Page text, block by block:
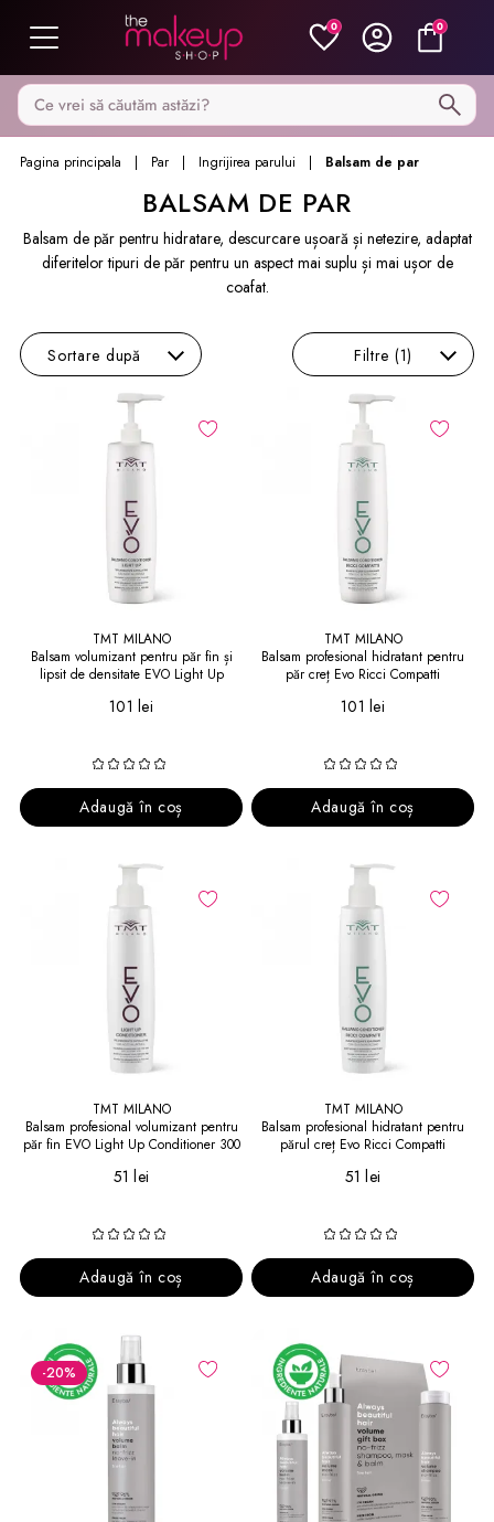
0 0
Caută pe MakeupShop
Pagina principala Par Ingrijirea parului Balsam de par
BALSAM DE PAR
Balsam de păr pentru hidratare, descurcare ușoară și netezire, adaptat
diferitelor tipuri de păr pentru un aspect mai suplu și mai ușor de
coafat.
Sortare după Filtre (1)
TMT MILANO
Balsam volumizant pentru păr fin și
lipsit de densitate EVO Light Up
101 lei
Adaugă în coș
TMT MILANO
Balsam profesional hidratant pentru
păr creț Evo Ricci Compatti
101 lei
Adaugă în coș
TMT MILANO
Balsam profesional volumizant pentru
păr fin EVO Light Up Conditioner 300
51 lei
Adaugă în coș
TMT MILANO
Balsam profesional hidratant pentru
părul creț Evo Ricci Compatti
51 lei
Adaugă în coș
-20%